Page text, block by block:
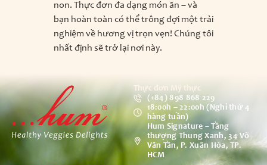
non. Thực đơn đa dạng món ăn – và
bạn hoàn toàn có thể trông đợi một trải
nghiệm về hương vị trọn vẹn! Chúng tôi
nhất định sẽ trở lại nơi này.
Thực đơn Mỹ thực
(+84) 898 868 229
18:00h – 22:00h (Nghỉ thứ 4
hàng tuần)
Hum Signature – Tầng
thượng Thung Xanh, 34 Võ
Văn Tần, P. Xuân Hòa, TP.
HCM